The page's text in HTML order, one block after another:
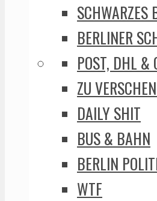
SCHWARZES
BERLINER
POST, DHL &
ZU
DAILY SHIT
BUS & BAHN
BERLIN
WTF